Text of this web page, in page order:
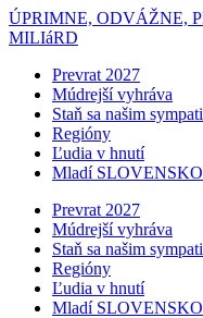
ÚPRIMNE, ODVÁŽNE,
MILIáRD
Prevrat 2027
Múdrejší vyhráva
Staň sa našim
Regióny
Ľudia v hnutí
Mladí SLOVENSKO
Prevrat 2027
Múdrejší vyhráva
Staň sa našim
Regióny
Ľudia v hnutí
Mladí SLOVENSKO